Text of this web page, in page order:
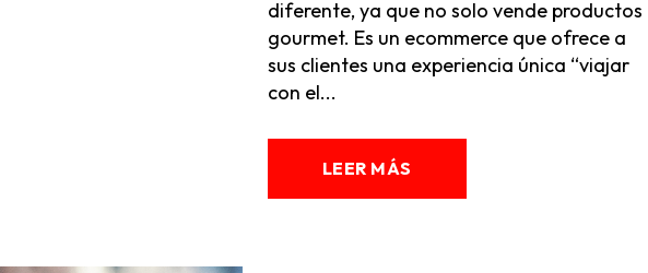
diferente, ya que no solo vende productos
gourmet. Es un ecommerce que ofrece a
sus clientes una experiencia única “viajar
con el...
LEER MÁS